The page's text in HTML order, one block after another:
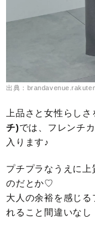
出典：
上品さと女性らし
チ)では、フレンチ
入ります♪
プチプラなうえに
のだとか♡
大人の余裕を感じ
れること間違いなし